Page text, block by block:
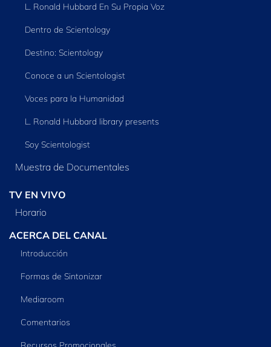
L. Ronald Hubbard En Su Propia Voz
Dentro de Scientology
Destino: Scientology
Conoce a un Scientologist
Voces para la Humanidad
L. Ronald Hubbard library presents
Soy Scientologist
Muestra de Documentales
TV EN VIVO
Horario
ACERCA DEL CANAL
Introducción
Formas de Sintonizar
Mediaroom
Comentarios